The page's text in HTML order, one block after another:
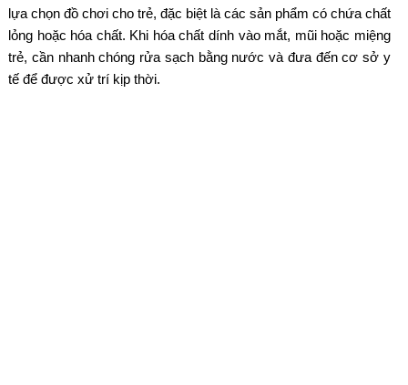
lựa chọn đồ chơi cho trẻ, đặc biệt là các sản phẩm có chứa chất
lỏng hoặc hóa chất. Khi hóa chất dính vào mắt, mũi hoặc miệng
trẻ, cần nhanh chóng rửa sạch bằng nước và đưa đến cơ sở y
tế để được xử trí kịp thời.